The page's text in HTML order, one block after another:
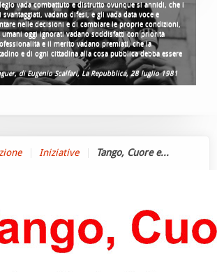
vada combattuto e distrutto ovunque si annidi, che i
vadano difesi, e gli vada data voce e
nelle decisioni e di cambiare le proprie condizioni,
oggi ignorati vadano soddisfatti con priorità
e il merito vadano premiati, che la
e di ogni cittadina alla cosa pubblica debba essere
di Eugenio Scalfari, La Repubblica, 28 luglio 1981
Iniziative Tango, Cuore e...